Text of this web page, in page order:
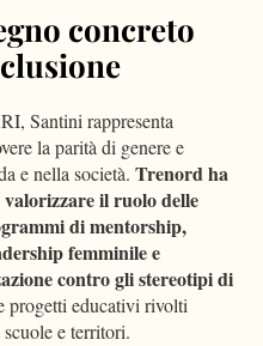
concreto
Santini rappresenta
la parità di genere e
e nella società. Trenord ha
il ruolo delle
di mentorship,
femminile e
contro gli stereotipi di
progetti educativi rivolti
e territori.